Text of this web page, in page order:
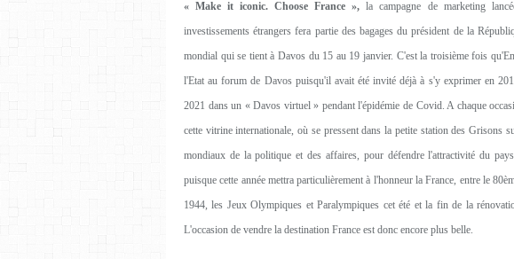
« Make it iconic. Choose France », la campagne de marketing
investissements étrangers fera partie des bagages du président de la
mondial qui se tient à Davos du 15 au 19 janvier. C'est la troisième fois
l'Etat au forum de Davos puisqu'il avait été invité déjà à s'y exprimer en
2021 dans un « Davos virtuel » pendant l'épidémie de Covid. A chaque
cette vitrine internationale, où se pressent dans la petite station des Grisons
mondiaux de la politique et des affaires, pour défendre l'attractivité du
puisque cette année mettra particulièrement à l'honneur la France, entre le
1944, les Jeux Olympiques et Paralympiques cet été et la fin de la
L'occasion de vendre la destination France est donc encore plus belle.